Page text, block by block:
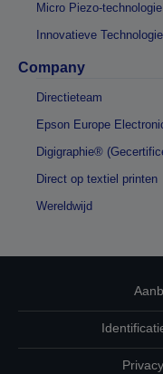
Micro Piezo-technologie
Innovatieve
Company
Directieteam
Epson Europe
Digigraphie®
Direct op textiel printen
Wereldwijd